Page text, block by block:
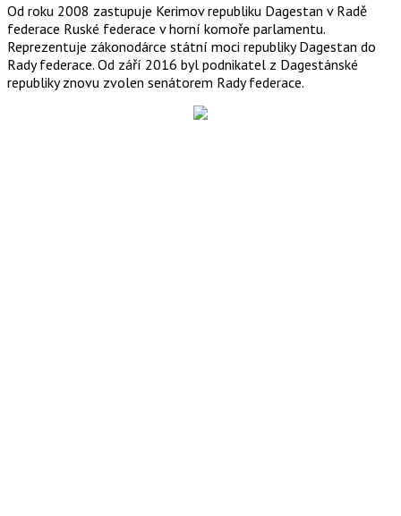
Od roku 2008 zastupuje Kerimov republiku Dagestan v Radě
federace Ruské federace v horní komoře parlamentu.
Reprezentuje zákonodárce státní moci republiky Dagestan do
Rady federace. Od září 2016 byl podnikatel z Dagestánské
republiky znovu zvolen senátorem Rady federace.